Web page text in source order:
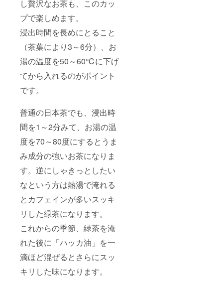
し贅沢なお茶も、このカッ
プで楽しめます。
浸出時間を長めにとること
（茶葉により3～6分）、お
湯の温度を50～60℃に下げ
てから入れるのがポイント
です。
普通の日本茶でも、浸出時
間を1～2分みて、お湯の温
度を70～80度にするとうま
み成分の強いお茶になりま
す。逆にしゃきっとしたい
なという方は熱湯で淹れる
とカフェインが多いスッキ
リした緑茶になります。
これからの季節、緑茶を淹
れた後に「ハッカ油」を一
滴ほど混ぜるとさらにスッ
キリした味になります。